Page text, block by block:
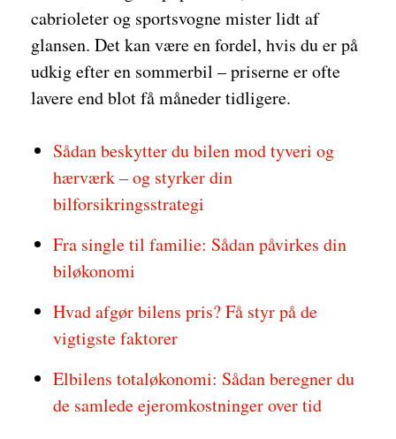
cabrioleter og sportsvogne mister lidt af
glansen. Det kan være en fordel, hvis du er på
udkig efter en sommerbil – priserne er ofte
lavere end blot få måneder tidligere.
Sådan beskytter du bilen mod tyveri og
hærværk – og styrker din
bilforsikringsstrategi
Fra single til familie: Sådan påvirkes din
biløkonomi
Hvad afgør bilens pris? Få styr på de
vigtigste faktorer
Elbilens totaløkonomi: Sådan beregner du
de samlede ejeromkostninger over tid